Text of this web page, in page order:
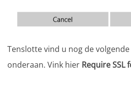
Tenslotte vind u nog de
onderaan. Vink hier Require SSL